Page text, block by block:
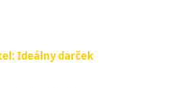
Ideálny darček